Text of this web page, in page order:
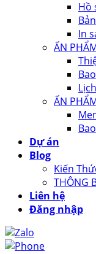
Hồ
In
ẤN
Lịch
ẤN
Dự án
Blog
Kiến
THÔNG
Liên hệ
Đăng nhập